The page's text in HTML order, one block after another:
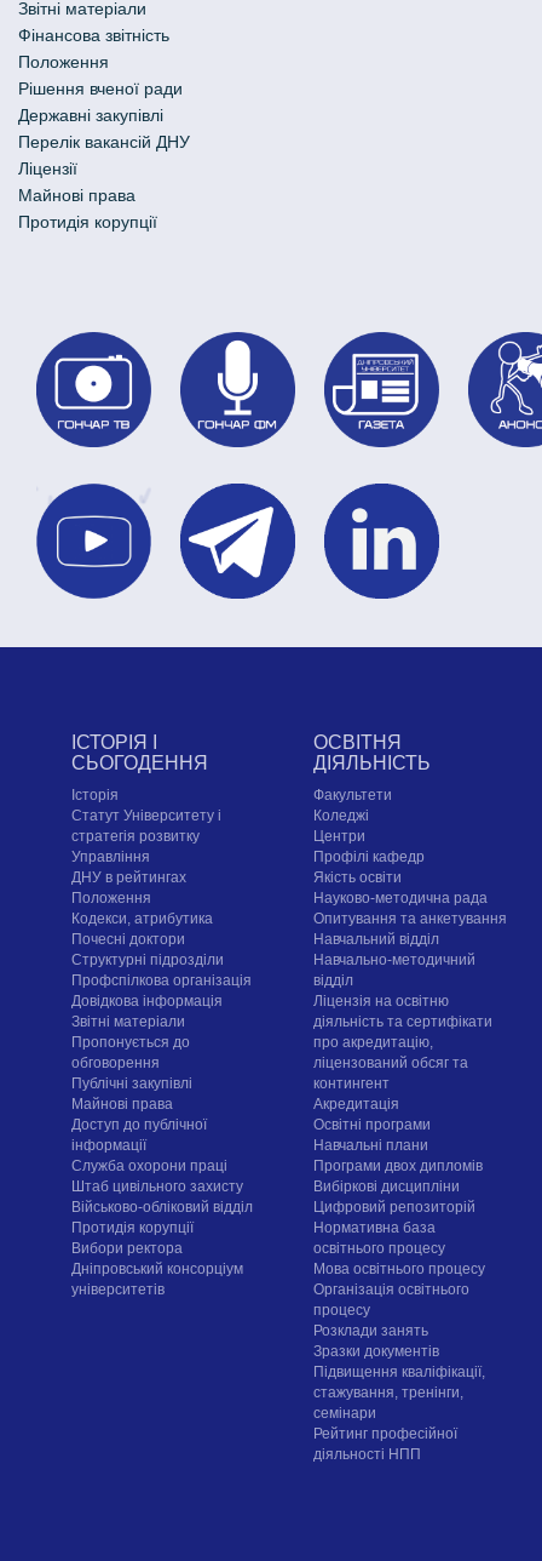
Звітні матеріали
Фінансова звітність
Положення
Рішення вченої ради
Державні закупівлі
Перелік вакансій ДНУ
Ліцензії
Майнові права
Протидія корупції
ІСТОРІЯ І
СЬОГОДЕННЯ
Історія
Статут Університету і
стратегія розвитку
Управління
ДНУ в рейтингах
Положення
Кодекси, атрибутика
Почесні доктори
Структурні підрозділи
Профспілкова організація
Довідкова інформація
Звітні матеріали
Пропонується до
обговорення
Публічні закупівлі
Майнові права
Доступ до публічної
інформації
Служба охорони праці
Штаб цивільного захисту
Військово-обліковий відділ
Протидія корупції
Вибори ректора
Дніпровський консорціум
університетів
ОСВІТНЯ
ДІЯЛЬНІСТЬ
Факультети
Коледжі
Центри
Профілі кафедр
Якість освіти
Науково-методична рада
Опитування та анкетування
Навчальний відділ
Навчально-методичний
відділ
Ліцензія на освітню
діяльність та сертифікати
про акредитацію,
ліцензований обсяг та
контингент
Акредитація
Освітні програми
Навчальні плани
Програми двох дипломів
Вибіркові дисципліни
Цифровий репозиторій
Нормативна база
освітнього процесу
Мова освітнього процесу
Організація освітнього
процесу
Розклади занять
Зразки документів
Підвищення кваліфікації,
стажування, тренінги,
семінари
Рейтинг професійної
діяльності НПП